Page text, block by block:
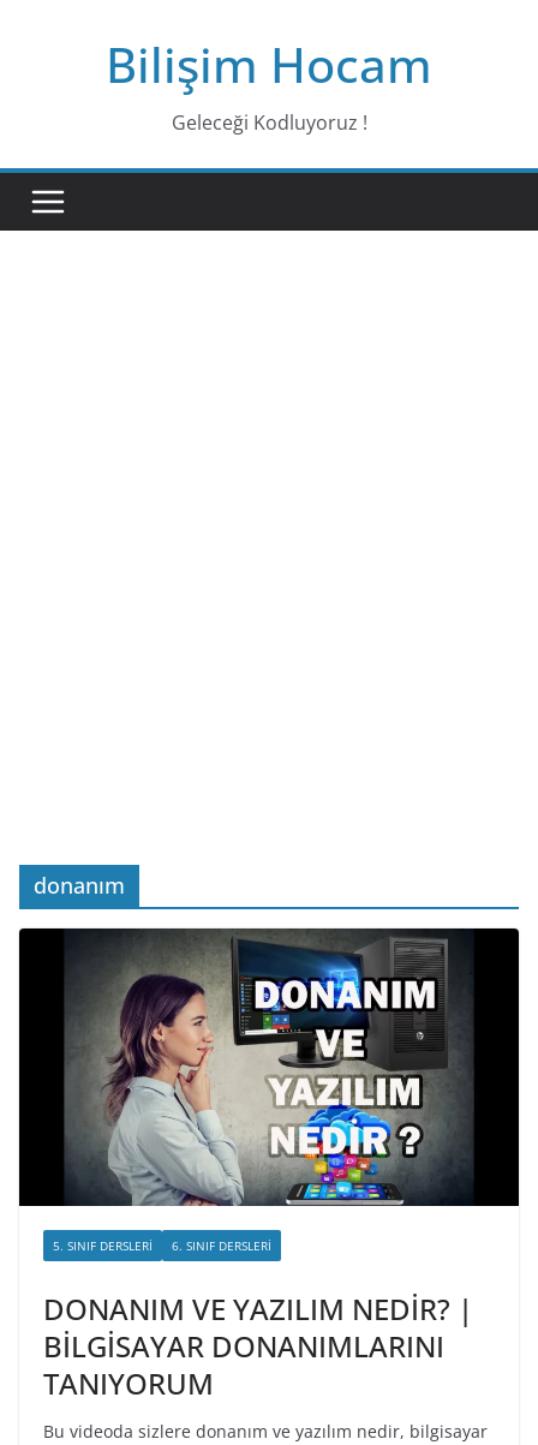
Bilişim Hocam
Geleceği Kodluyoruz !
donanım
5. SINIF DERSLERI 6. SINIF DERSLERI
DONANIM VE YAZILIM NEDİR? |
BİLGİSAYAR DONANIMLARINI
TANIYORUM
Bu videoda sizlere donanım ve yazılım nedir, bilgisayar